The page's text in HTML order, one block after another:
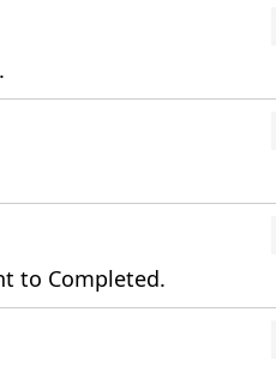
to Completed.